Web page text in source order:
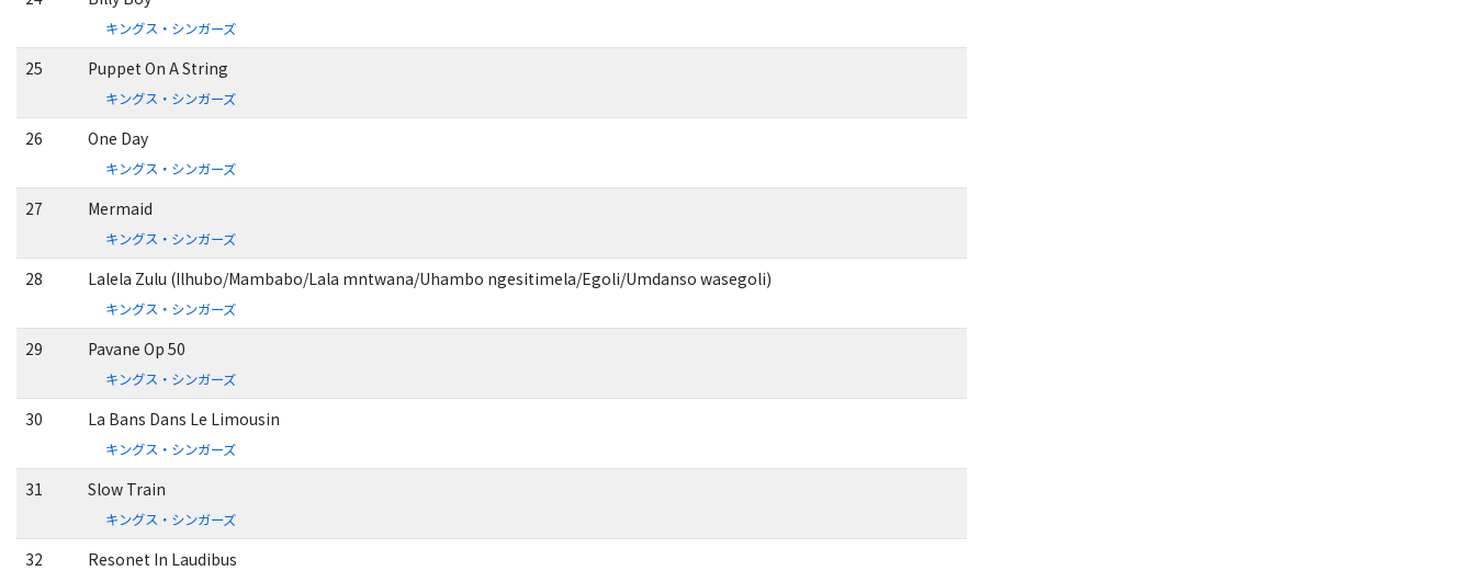
キングス・シンガーズ
25 Puppet On A String
キングス・シンガーズ
26 One Day
キングス・シンガーズ
27 Mermaid
キングス・シンガーズ
28 Lalela Zulu (Ilhubo/Mambabo/Lala mntwana/Uhambo ngesitimela/Egoli/Umdanso wasegoli)
キングス・シンガーズ
29 Pavane Op 50
キングス・シンガーズ
30 La Bans Dans Le Limousin
キングス・シンガーズ
31 Slow Train
キングス・シンガーズ
32 Resonet In Laudibus